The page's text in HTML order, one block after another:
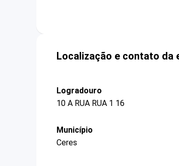
Localização e contato da
Logradouro
10 A RUA RUA 1 16
Município
Ceres